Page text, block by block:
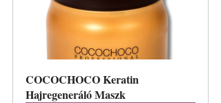
COCOCHOCO Keratin
Hajregeneráló Maszk